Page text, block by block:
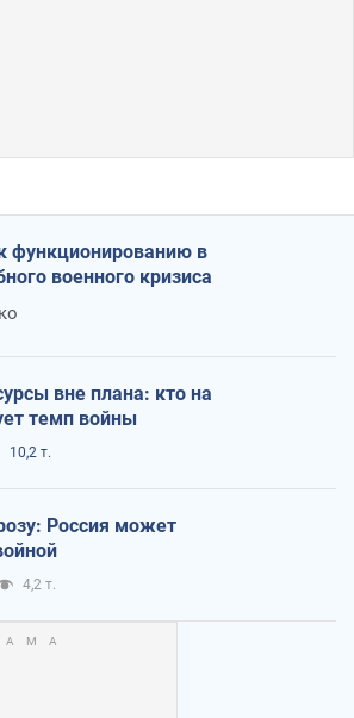
функционированию в
военного кризиса
вне плана: кто на
темп войны
10,2 т.
Россия может
4,2 т.